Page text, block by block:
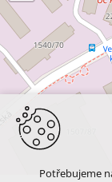
Potřebujeme